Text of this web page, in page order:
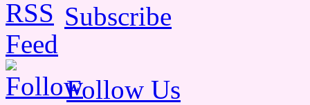
Subscribe
Follow Us